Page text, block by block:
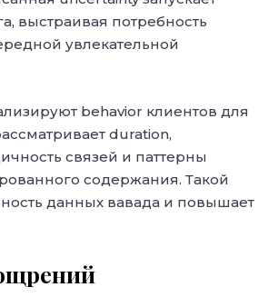
выстраивая потребность
увлекательной
behavior клиентов для
duration,
связей и паттерны
содержания. Такой
данных вавада и повышает